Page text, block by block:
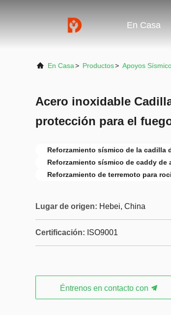
En Casa
En Casa> Productos> Apoyos
Acero inoxidable
protección para el
Reforzamiento sísmico de la cadilla
Reforzamiento sísmico de caddy de
Reforzamiento de terremoto para
Lugar de origen: Hebei, China
Certificación: ISO9001
Éntrenos en contacto con